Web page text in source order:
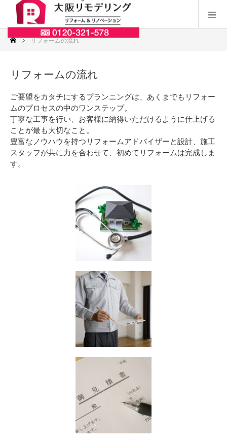
リフォームの流れ
リフォームの流れ
ご要望をカタチにするプランニングは、あくまでもリフォー
ムのプロセスの中のワンステップ。
丁寧な工事を行い、お客様に納得いただけるように仕上げる
ことが最も大切なこと。
豊富なノウハウを持つリフォームアドバイザーと設計、施工
スタッフが共に力を合わせて、初めてリフォームは完成しま
す。